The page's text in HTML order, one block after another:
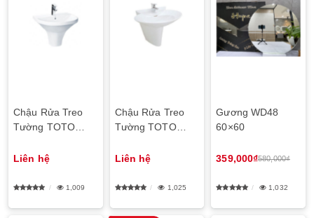
Chậu Rửa Treo
Tường TOTO
Liên hệ
1,009
Chậu Rửa Treo
Tường TOTO
Liên hệ
1,025
Gương WD48
60×60
359,000₫580,000₫
1,032